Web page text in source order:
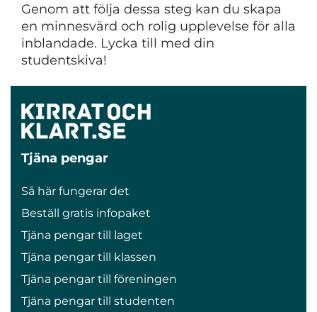
Genom att följa dessa steg kan du skapa
en minnesvärd och rolig upplevelse för alla
inblandade. Lycka till med din
studentskiva!
Tjäna pengar
Så här fungerar det
Beställ gratis infopaket
Tjäna pengar till laget
Tjäna pengar till klassen
Tjäna pengar till föreningen
Tjäna pengar till studenten